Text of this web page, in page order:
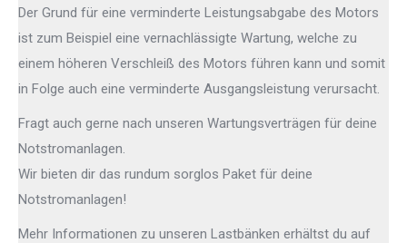
Der Grund für eine verminderte Leistungsabgabe des Motors
ist zum Beispiel eine vernachlässigte Wartung, welche zu
einem höheren Verschleiß des Motors führen kann und somit
in Folge auch eine verminderte Ausgangsleistung verursacht.
Fragt auch gerne nach unseren Wartungsverträgen für deine
Notstromanlagen.
Wir bieten dir das rundum sorglos Paket für deine
Notstromanlagen!
Mehr Informationen zu unseren Lastbänken erhältst du auf